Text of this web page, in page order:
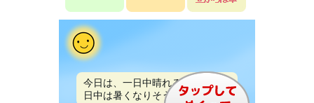
今日は、一日中晴れるでしょう。
日中は暑くなりそうです。